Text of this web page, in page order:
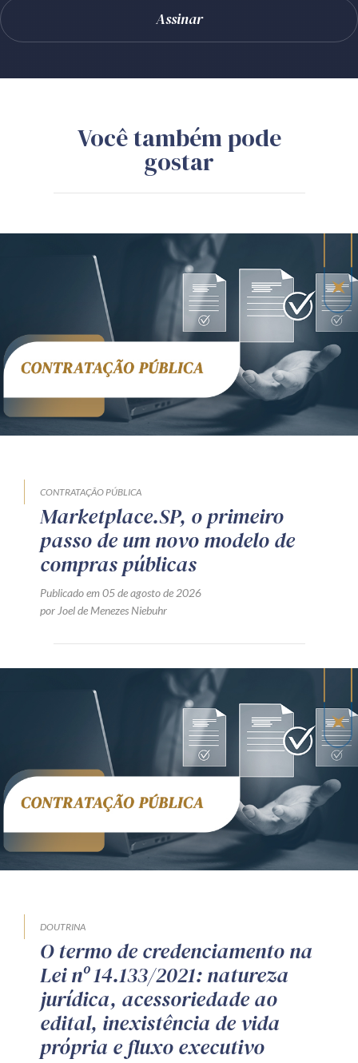
Você também pode
gostar
CONTRATAÇÃO PÚBLICA
Marketplace.SP, o primeiro
passo de um novo modelo de
compras públicas
Publicado em 05 de agosto de 2026
por Joel de Menezes Niebuhr
DOUTRINA
O termo de credenciamento na
Lei nº 14.133/2021: natureza
jurídica, acessoriedade ao
edital, inexistência de vida
própria e fluxo executivo